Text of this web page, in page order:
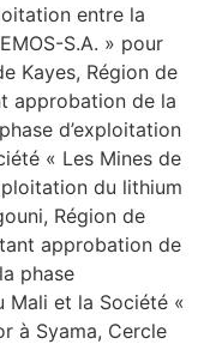
entre la
S.A. » pour
Kayes, Région de
approbation de la
d’exploitation
« Les Mines de
du lithium
Région de
approbation de
phase
Mali et la Société «
à Syama, Cercle